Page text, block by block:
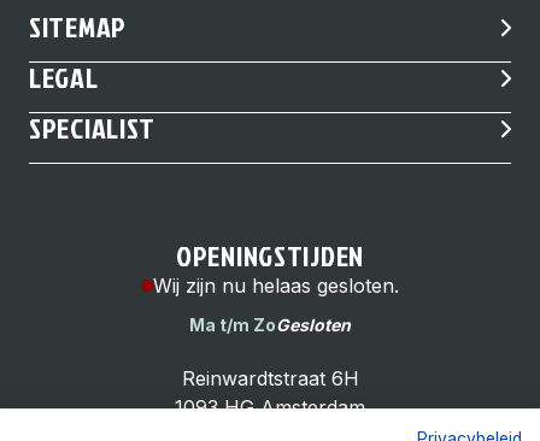
SITEMAP
LEGAL
SPECIALIST
OPENINGSTIJDEN
Wij zijn nu helaas gesloten.
Ma t/m ZoGesloten
Reinwardtstraat 6H
1093 HG Amsterdam